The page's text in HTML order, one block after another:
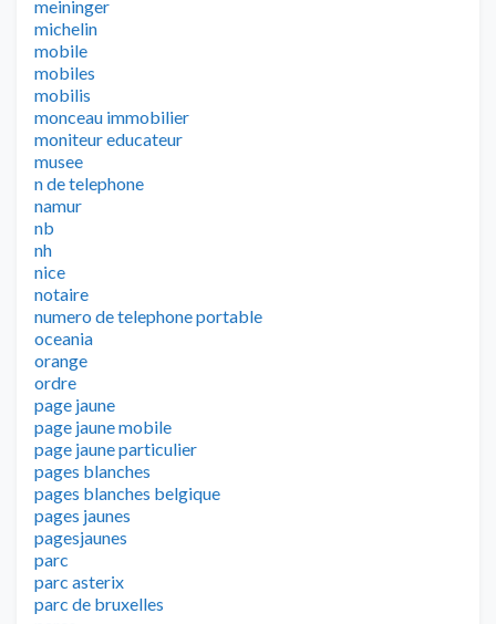
meininger
michelin
mobile
mobiles
mobilis
monceau immobilier
moniteur educateur
musee
n de telephone
namur
nb
nh
nice
notaire
numero de telephone portable
oceania
orange
ordre
page jaune
page jaune mobile
page jaune particulier
pages blanches
pages blanches belgique
pages jaunes
pagesjaunes
parc
parc asterix
parc de bruxelles